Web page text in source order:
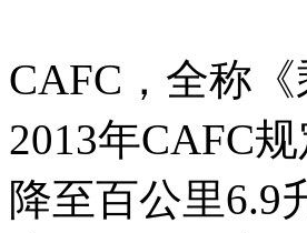
CAFC，全称
2013年CAFC
降至百公里6.9